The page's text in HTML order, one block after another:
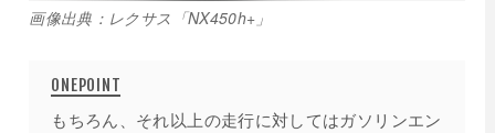
画像出典：レクサス「NX450h+」
もちろん、それ以上の走行に対してはガソリンエン